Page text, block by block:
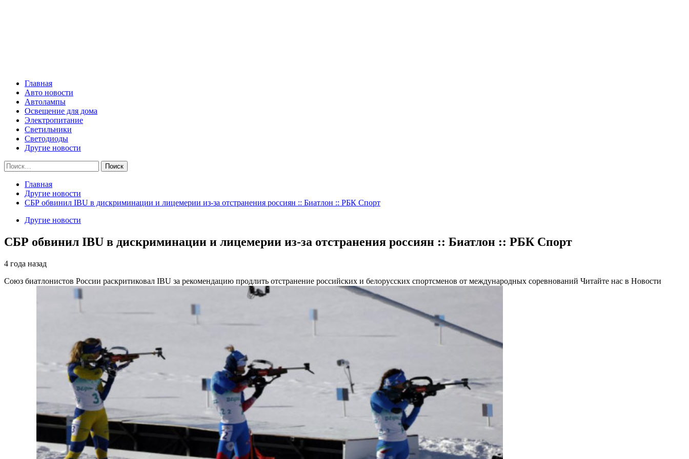
Главная
Авто новости
Автолампы
Освещение для дома
Электропитание
Светильники
Светодиоды
Другие новости
Найти:
Главная
Другие новости
СБР обвинил IBU в дискриминации и лицемерии из-за отстранения россиян :: Биатлон :: РБК Спорт
Другие новости
СБР обвинил IBU в дискриминации и лицемерии из-за отстранения россиян :: Биатлон :: РБК Спорт
4 года назад
Союз биатлонистов России раскритиковал IBU за рекомендацию продлить отстранение российских и белорусских спортсменов от международных соревнований Читайте нас в Новости